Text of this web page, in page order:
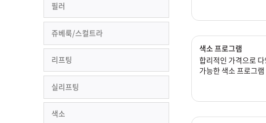
필러
쥬베룩/스컬트라
리프팅
실리프팅
색소
색소 프로그램
합리적인 가격으로
가능한 색소 프로그램